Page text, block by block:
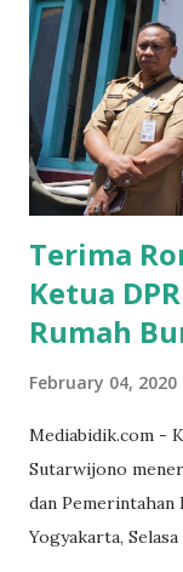
dana pinjaman
UMKM, karena
memberikan
yakin masyarakat
akrab dipanggil
MEA, seharusnya
dana pinjaman unt...
Terima
Ketua
Rumah
February 04, 2020
Mediabidik.com -
Sutarwijono
dan Pemerintahan
Yogyakarta,